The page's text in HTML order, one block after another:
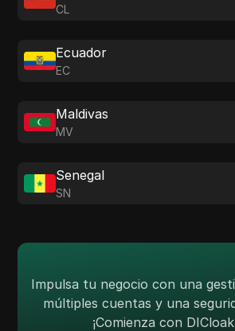
CL
Ecuador
EC
Maldivas
MV
Senegal
SN
Impulsa tu negocio con una
múltiples cuentas y una
¡Comienza con